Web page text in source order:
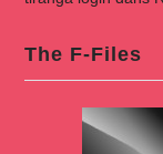
The F-Files